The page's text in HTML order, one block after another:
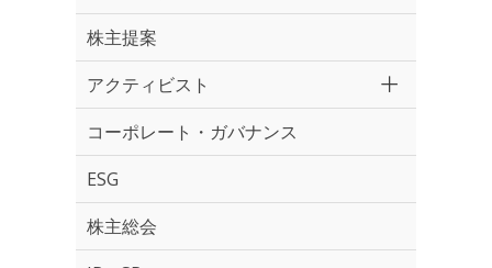
株主提案
アクティビスト
コーポレート・ガバナンス
ESG
株主総会